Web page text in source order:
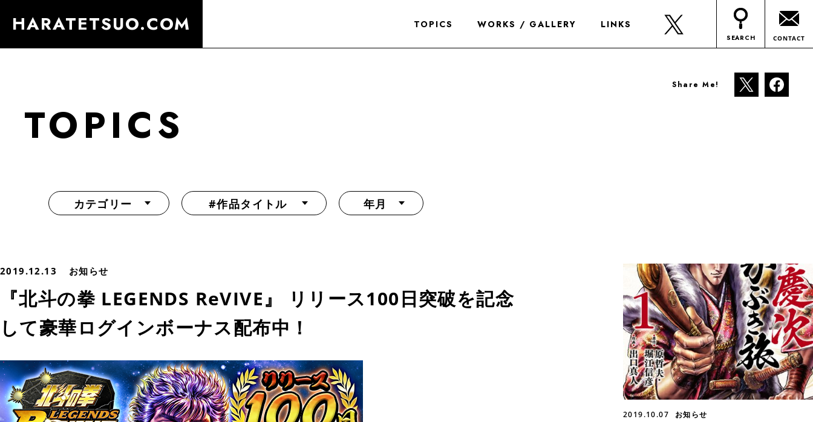
HARATETSUO.COM TOPICS WORKS / GALLERY LINKS
SEARCH CONTACT
Share Me!
TOPICS
カテゴリー #作品タイトル 年月
2019.12.13 お知らせ
『北斗の拳 LEGENDS ReVIVE』 リリース100日突破を記念
して豪華ログインボーナス配布中！
2019.10.07 お知らせ